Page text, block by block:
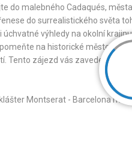
do malebného Cadaqués,
do surrealistického světa
výhledy na okolní
na historické město
Tento zájezd vás zavede na
Montserat - Barcelona